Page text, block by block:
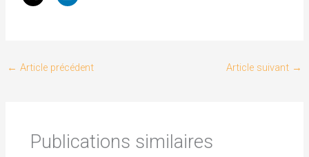
← Article précédent Article suivant →
Publications similaires